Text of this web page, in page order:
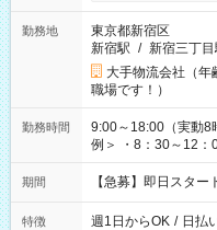
勤務地
東京都新宿区
新宿駅 / 新宿三丁目
大手物流会社（年
職場です！）
勤務時間
9:00～18:00（実動8時間） 希望の時間帯を選べま
例＞ ・8：30～12
・13：00～22：00
期間 【急募】即日スタ
特徴 週1日からOK / 日払